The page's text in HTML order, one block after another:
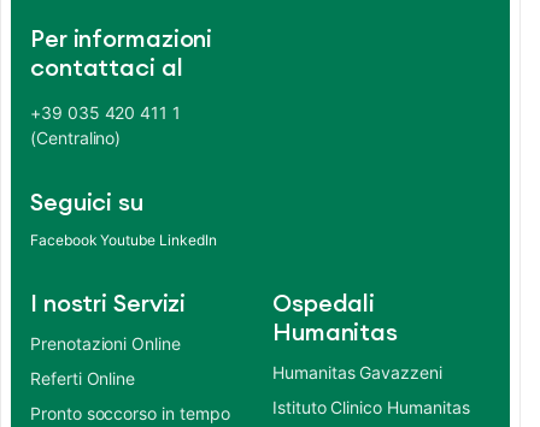
Per informazioni
contattaci al
+39 035 420 411 1
(Centralino)
Seguici su
Facebook Youtube LinkedIn
I nostri Servizi
Prenotazioni Online
Referti Online
Pronto soccorso in tempo
Ospedali
Humanitas
Humanitas Gavazzeni
Istituto Clinico Humanitas